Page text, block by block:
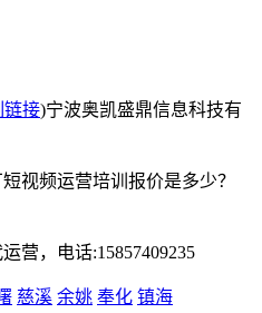
链接)宁波奥凯盛鼎信息科技有
视频运营培训报价是多少？
营，电话:15857409235
慈溪 余姚 奉化 镇海